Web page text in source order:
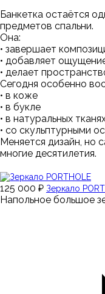
Банкетка остаётся
предметов спальни.
Она:
• завершает
• добавляет
• делает
Сегодня особенно
• в коже
• в букле
• в натуральных
• со скульптурными
Меняется дизайн, но
многие десятилетия.
125 000 ₽ Зеркало
Напольное большое